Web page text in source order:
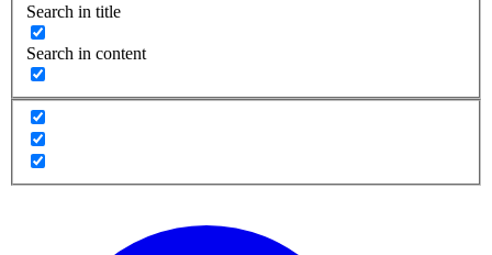
Search in title
Search in content